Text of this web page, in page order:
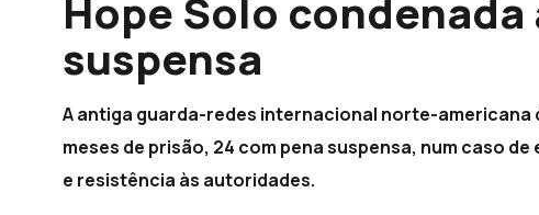
Hope Solo
suspensa
A antiga guarda-redes internacional norte-americana
meses de prisão, 24 com pena suspensa, num caso
e resistência às autoridades.